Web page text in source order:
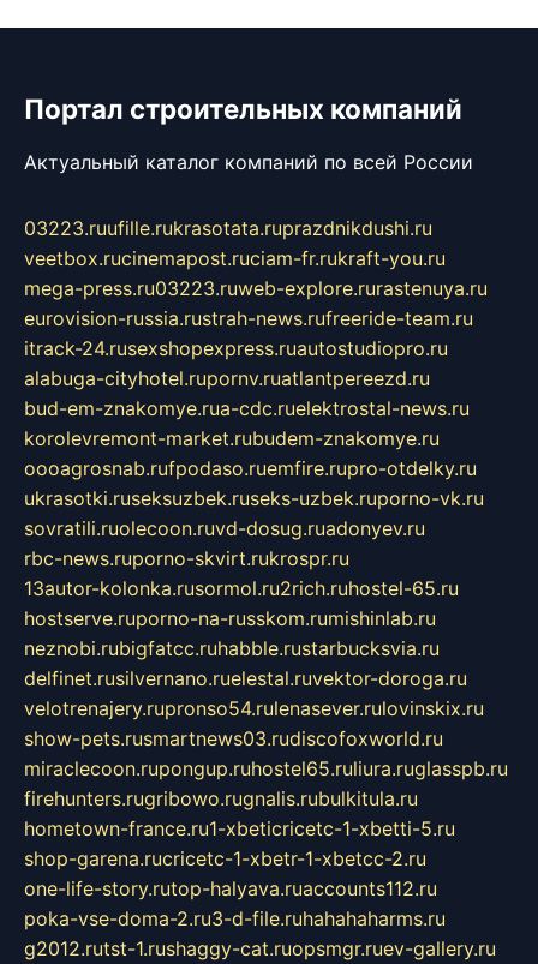
Портал строительных компаний
Актуальный каталог компаний по всей России
03223.ruufille.rukrasotata.ruprazdnikdushi.ru
veetbox.rucinemapost.ruciam-fr.rukraft-you.ru
mega-press.ru03223.ruweb-explore.rurastenuya.ru
eurovision-russia.rustrah-news.rufreeride-team.ru
itrack-24.rusexshopexpress.ruautostudiopro.ru
alabuga-cityhotel.rupornv.ruatlantpereezd.ru
bud-em-znakomye.rua-cdc.ruelektrostal-news.ru
korolevremont-market.rubudem-znakomye.ru
oooagrosnab.rufpodaso.ruemfire.rupro-otdelky.ru
ukrasotki.ruseksuzbek.ruseks-uzbek.ruporno-vk.ru
sovratili.ruolecoon.ruvd-dosug.ruadonyev.ru
rbc-news.ruporno-skvirt.rukrospr.ru
13autor-kolonka.rusormol.ru2rich.ruhostel-65.ru
hostserve.ruporno-na-russkom.rumishinlab.ru
neznobi.rubigfatcc.ruhabble.rustarbucksvia.ru
delfinet.rusilvernano.ruelestal.ruvektor-doroga.ru
velotrenajery.rupronso54.rulenasever.rulovinskix.ru
show-pets.rusmartnews03.rudiscofoxworld.ru
miraclecoon.rupongup.ruhostel65.ruliura.ruglasspb.ru
firehunters.rugribowo.rugnalis.rubulkitula.ru
hometown-france.ru1-xbeticricetc-1-xbetti-5.ru
shop-garena.rucricetc-1-xbetr-1-xbetcc-2.ru
one-life-story.rutop-halyava.ruaccounts112.ru
poka-vse-doma-2.ru3-d-file.ruhahahaharms.ru
g2012.rutst-1.rushaggy-cat.ruopsmgr.ruev-gallery.ru